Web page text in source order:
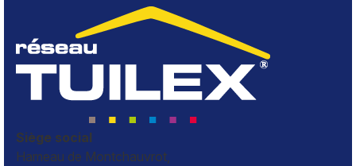
Siège social
Hameau de Montchauvrot,